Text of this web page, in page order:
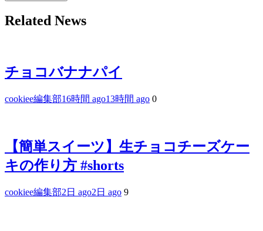
Related News
チョコバナナパイ
cookiee編集部16時間 ago13時間 ago 0
【簡単スイーツ】生チョコチーズケー
キの作り方 #shorts
cookiee編集部2日 ago2日 ago 9